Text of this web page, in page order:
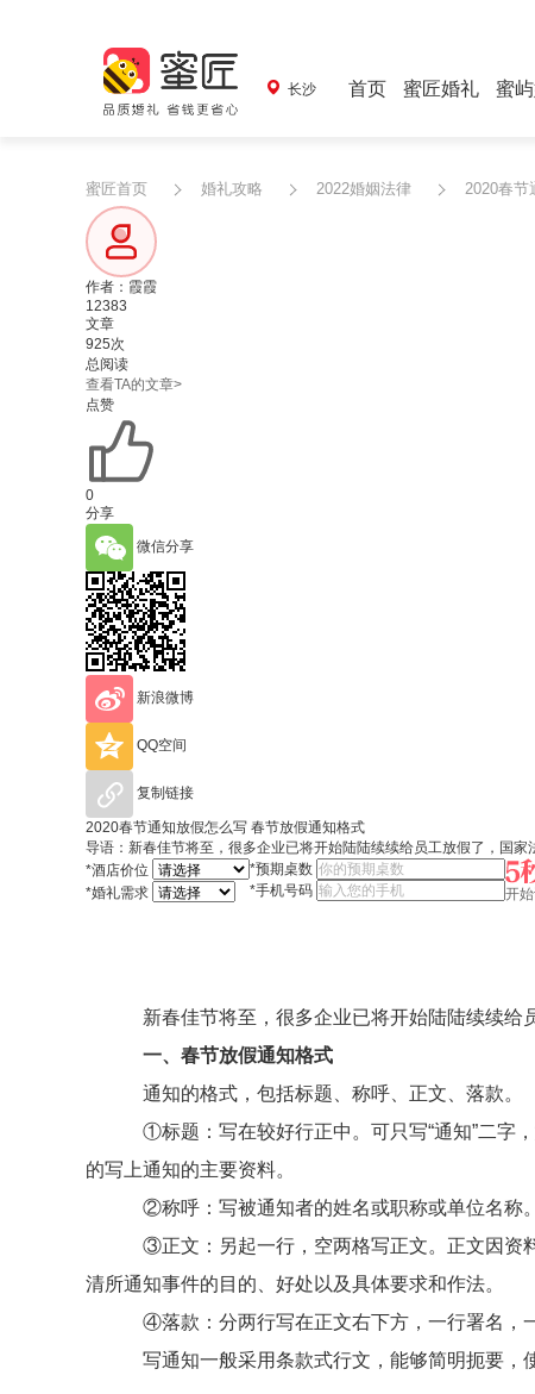
长沙 首页 蜜匠婚礼 蜜
蜜匠首页 婚礼攻略 2022婚姻法律 2020春节
作者：霞霞
12383
文章
925次
总阅读
查看TA的文章>
点赞
0
分享
微信分享
新浪微博
QQ空间
复制链接
2020春节通知放假怎么写 春节放假通知格式
导语：新春佳节将至，很多企业已将开始陆陆续续给员工放假了，国
*酒店价位
*婚礼需求
*预期桌数
*手机号码
开
新春佳节将至，很多企业已将开始陆陆续续给员
一、春节放假通知格式
通知的格式，包括标题、称呼、正文、落款。
①标题：写在较好行正中。可只写“通知”二字，
的写上通知的主要资料。
②称呼：写被通知者的姓名或职称或单位名称。
③正文：另起一行，空两格写正文。正文因资料
清所通知事件的目的、好处以及具体要求和作法。
④落款：分两行写在正文右下方，一行署名，一
写通知一般采用条款式行文，能够简明扼要，